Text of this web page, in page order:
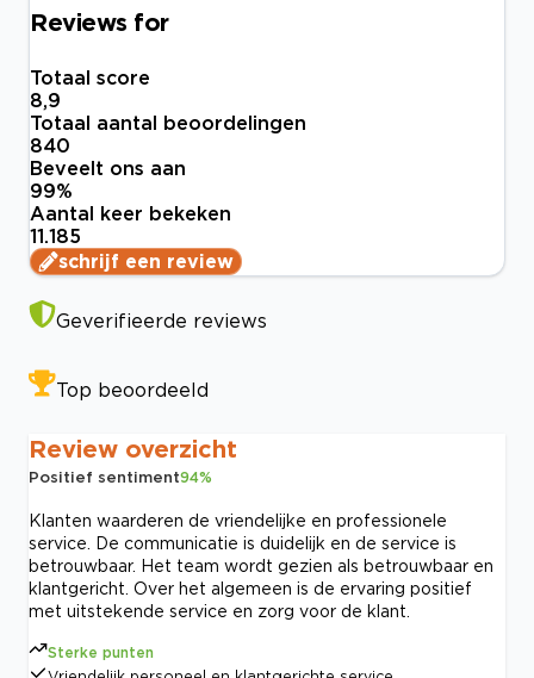
Reviews for
Totaal score
8,9
Totaal aantal beoordelingen
840
Beveelt ons aan
99%
Aantal keer bekeken
11.185
schrijf een review
Geverifieerde reviews
Top beoordeeld
Review overzicht
Positief sentiment94%
Klanten waarderen de vriendelijke en professionele
service. De communicatie is duidelijk en de service is
betrouwbaar. Het team wordt gezien als betrouwbaar en
klantgericht. Over het algemeen is de ervaring positief
met uitstekende service en zorg voor de klant.
Sterke punten